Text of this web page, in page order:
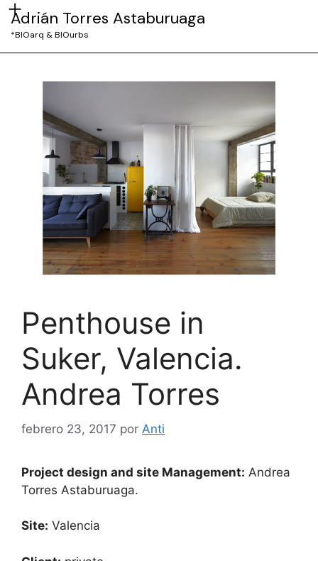
Adrián Torres Astaburuaga
*BIOarq & BIOurbs
Penthouse in
Suker, Valencia.
Andrea Torres
febrero 23, 2017 por Anti
Project design and site Management: Andrea
Torres Astaburuaga.
Site: Valencia